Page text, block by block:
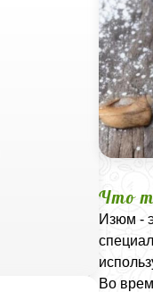
Что
Изюм -
Во